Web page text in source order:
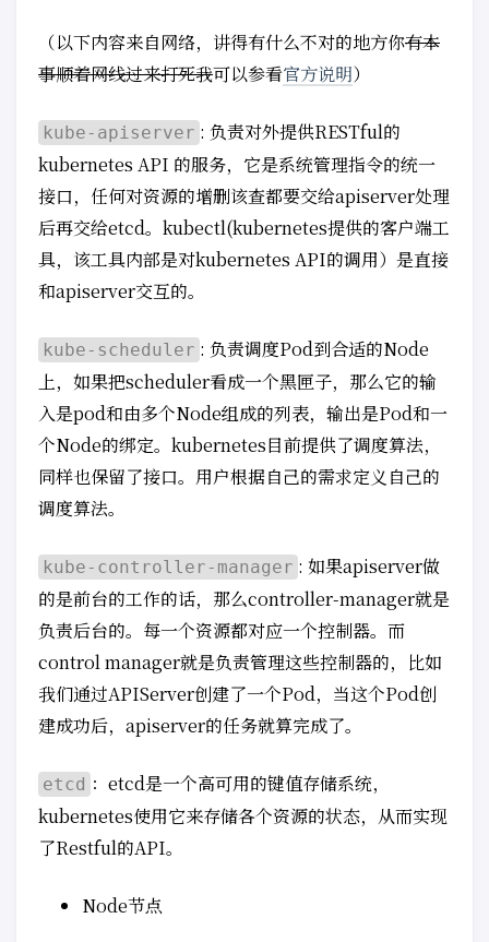
（以下内容来自网络，讲得有什么不对的地方你有本
事顺着网线过来打死我可以参看官方说明）
kube-apiserver : 负责对外提供RESTful的
kubernetes API 的服务，它是系统管理指令的统一
接口，任何对资源的增删该查都要交给apiserver处理
后再交给etcd。kubectl(kubernetes提供的客户端工
具，该工具内部是对kubernetes API的调用）是直接
和apiserver交互的。
kube-scheduler : 负责调度Pod到合适的Node
上，如果把scheduler看成一个黑匣子，那么它的输
入是pod和由多个Node组成的列表，输出是Pod和一
个Node的绑定。kubernetes目前提供了调度算法，
同样也保留了接口。用户根据自己的需求定义自己的
调度算法。
kube-controller-manager : 如果apiserver做
的是前台的工作的话，那么controller-manager就是
负责后台的。每一个资源都对应一个控制器。而
control manager就是负责管理这些控制器的，比如
我们通过APIServer创建了一个Pod，当这个Pod创
建成功后，apiserver的任务就算完成了。
etcd ：etcd是一个高可用的键值存储系统，
kubernetes使用它来存储各个资源的状态，从而实现
了Restful的API。
Node节点